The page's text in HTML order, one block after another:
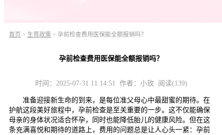
首页 > 生育政策 > 孕前检查费用医保能全额报销吗？
孕前检查费用医保能全额报销吗？
时间：2025-07-31 11:14:51 作者：小玫 阅读(139)
准备迎接新生命的到来，是每位准父母心中最甜蜜的期待。在
护航这段美好旅程中，孕前检查是至关重要的一步。这不仅能确保
母亲的身体状况适合怀孕，同时也能降低胎儿的健康风险。但在这
条充满喜悦和期待的道路上，费用的问题总是让人心头一紧：孕前